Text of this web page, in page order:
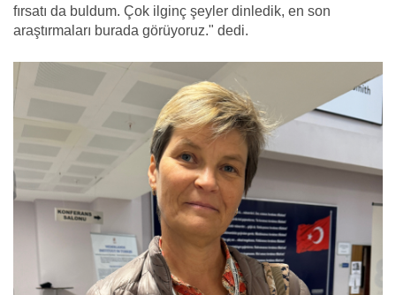
fırsatı da buldum. Çok ilginç şeyler dinledik, en son
araştırmaları burada görüyoruz." dedi.